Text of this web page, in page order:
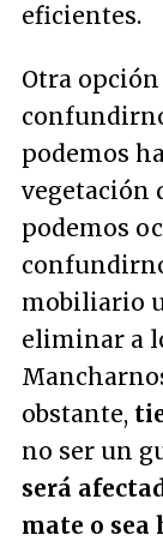
eficientes.
Otra
podemos
vegetación
podemos
mobiliario
eliminar a
obstante,
no ser un
será
mate o sea